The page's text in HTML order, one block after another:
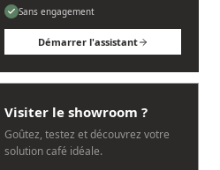
Sans engagement
Démarrer l'assistant
Visiter le showroom ?
Goûtez, testez et découvrez votre
solution café idéale.